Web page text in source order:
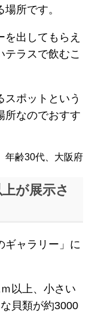
所です。
出してもらえ
テラスで飲むこ
スポットという
所なのでおすす
年齢30代、大阪府
が展示さ
ギャラリー」に
以上、小さい
貝類が約3000